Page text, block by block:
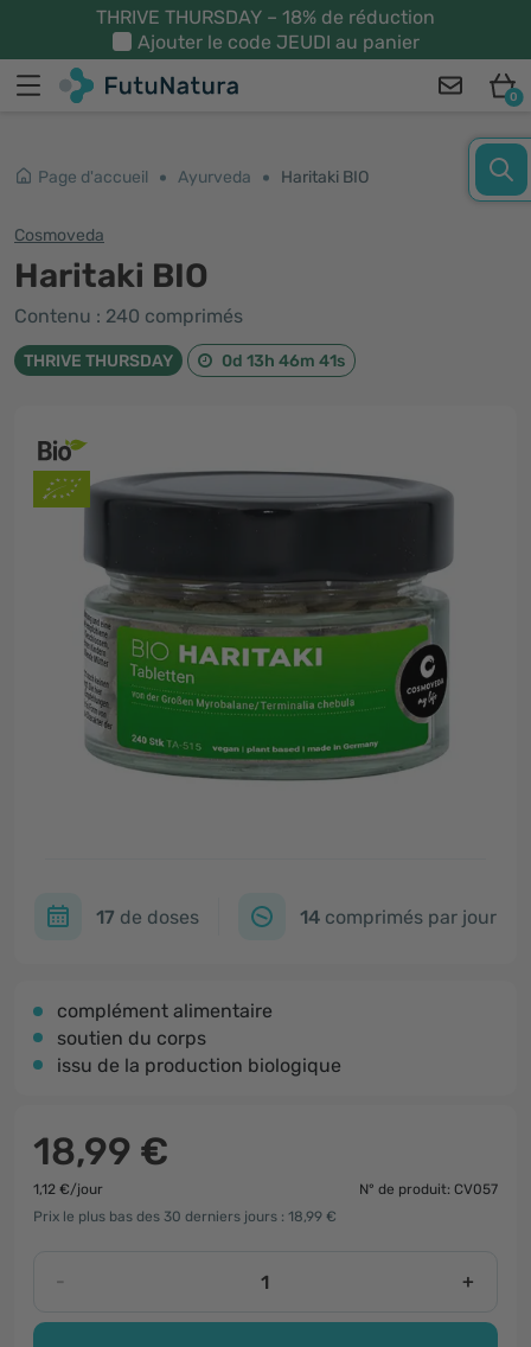
THRIVE THURSDAY – 18% de réduction
Ajouter le code JEUDI au panier
0
Page d'accueil Ayurveda Haritaki BIO
Cosmoveda
Haritaki BIO
Contenu : 240 comprimés
THRIVE THURSDAY 0d 13h 46m 41s
17 de doses 14 comprimés par jour
complément alimentaire
soutien du corps
issu de la production biologique
18,99 €
1,12 €/jour
N° de produit: CV057
Prix le plus bas des 30 derniers jours : 18,99 €
- +